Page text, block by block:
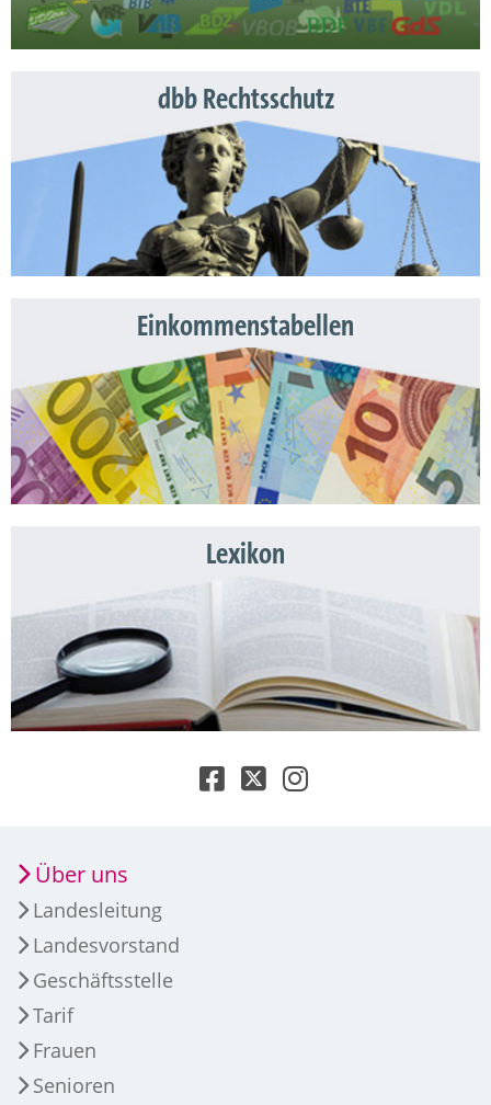
dbb Rechtsschutz
Einkommenstabellen
Lexikon
Über uns
Landesleitung
Landesvorstand
Geschäftsstelle
Tarif
Frauen
Senioren